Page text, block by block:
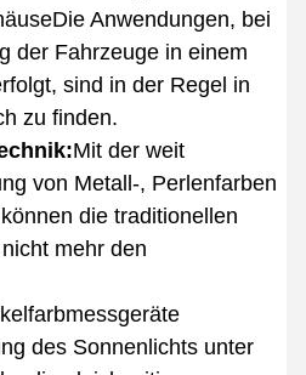
Anwendungen, bei
der Fahrzeuge in einem
sind in der Regel in
zu finden.
Mit der weit
von Metall-, Perlenfarben
die traditionellen
mehr den
des Sonnenlichts unter